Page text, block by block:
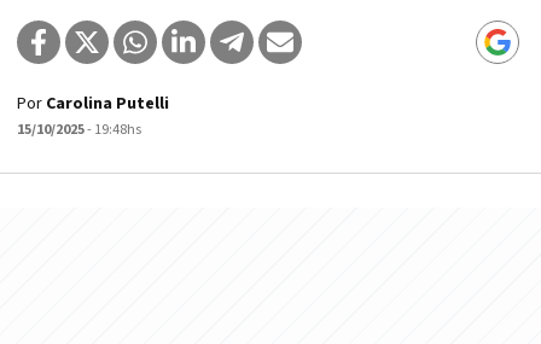
Por Carolina Putelli
15/10/2025- 19:48hs